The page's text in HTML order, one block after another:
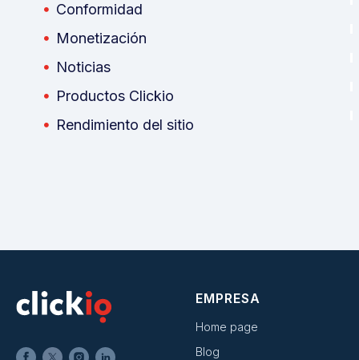
Conformidad
Monetización
Noticias
Productos Clickio
Rendimiento del sitio
EMPRESA
Home page
Blog